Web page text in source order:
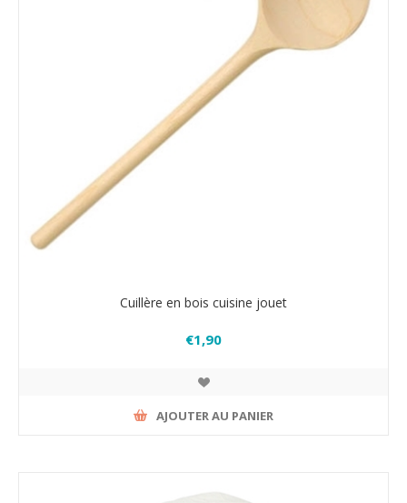
Cuillère en bois cuisine jouet
€1,90
AJOUTER AU PANIER